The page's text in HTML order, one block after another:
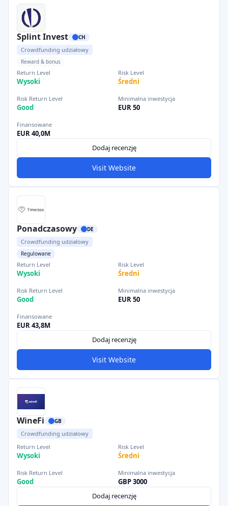
Splint Invest CH
Crowdfunding udziałowy
Reward & bonus
Return Level
Wysoki
Risk Level
Średni
Risk Return Level
Good
Minimalna inwestycja
EUR 50
Finansowane
EUR 40,0M
Dodaj recenzję
Visit Website
Ponadczasowy DE
Crowdfunding udziałowy
Regulowane
Return Level
Wysoki
Risk Level
Średni
Risk Return Level
Good
Minimalna inwestycja
EUR 50
Finansowane
EUR 43,8M
Dodaj recenzję
Visit Website
WineFi GB
Crowdfunding udziałowy
Return Level
Wysoki
Risk Level
Średni
Risk Return Level
Good
Minimalna inwestycja
GBP 3000
Dodaj recenzję